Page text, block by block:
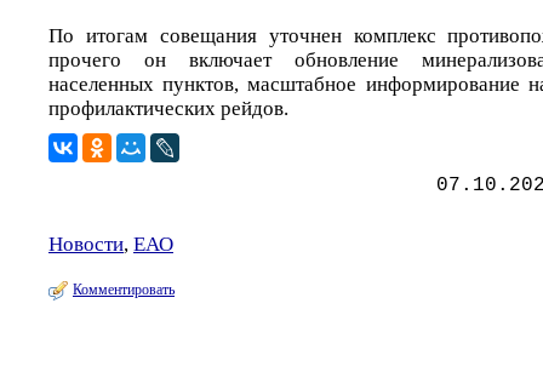
По итогам совещания уточнен комплекс
прочего он включает обновление
населенных пунктов, масштабное информирование
профилактических рейдов.
Новости, ЕАО
Комментировать